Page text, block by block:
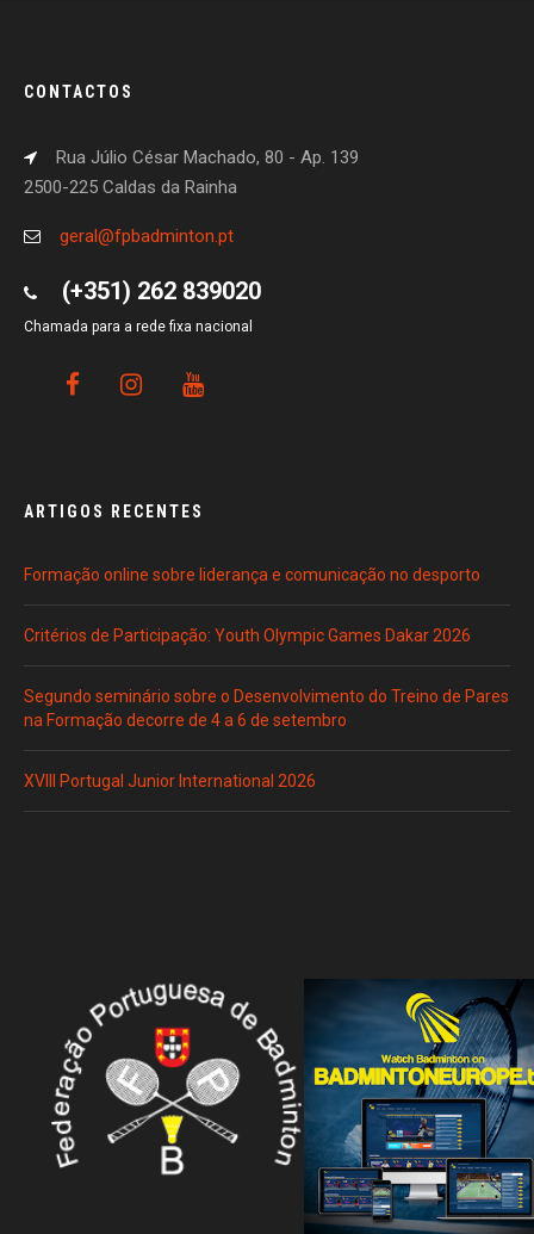
CONTACTOS
Rua Júlio César Machado, 80 - Ap. 139
2500-225 Caldas da Rainha
geral@fpbadminton.pt
(+351) 262 839020
Chamada para a rede fixa nacional
ARTIGOS RECENTES
Formação online sobre liderança e comunicação no desporto
Critérios de Participação: Youth Olympic Games Dakar 2026
Segundo seminário sobre o Desenvolvimento do Treino de Pares
na Formação decorre de 4 a 6 de setembro
XVIII Portugal Junior International 2026